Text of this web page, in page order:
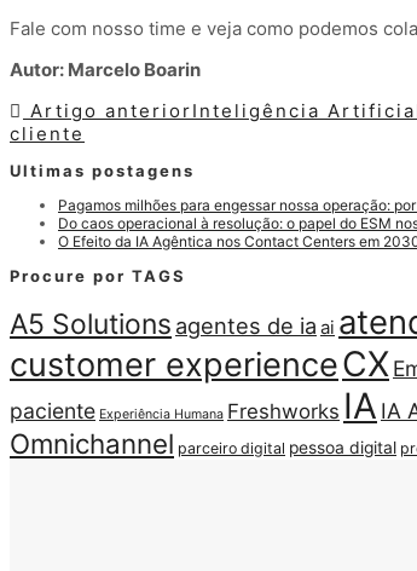
Fale com nosso time e veja como podemos
Autor: Marcelo Boarin
Artigo anteriorInteligência
cliente
Ultimas postagens
Pagamos milhões para engessar nossa operação:
Do caos operacional à resolução: o papel do ESM
O Efeito da IA Agêntica nos Contact Centers em
Procure por TAGS
A5 Solutions agentes de ia ai
customer experienceCX
paciente Experiência Humana Freshworks IA IA
Omnichannel parceiro digital pessoa digital